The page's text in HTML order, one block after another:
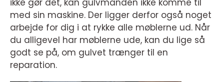
ikke gør det, kan gulvmanden ikke komme til
med sin maskine. Der ligger derfor også noget
arbejde for dig i at rykke alle møblerne ud. Når
du alligevel har møblerne ude, kan du lige så
godt se på, om gulvet trænger til en
reparation.